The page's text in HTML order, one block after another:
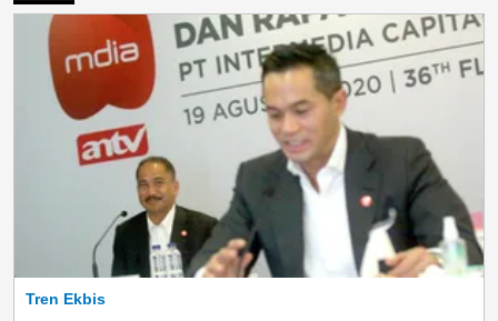
Tren Ekbis